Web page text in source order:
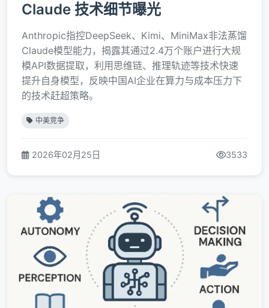
Claude 技术细节曝光
Anthropic指控DeepSeek、Kimi、MiniMax非法蒸馏
Claude模型能力，揭露其通过2.4万个账户进行大规
模API数据提取，利用思维链、推理轨迹等技术快速
提升自身模型，反映中国AI企业在算力与成本压力下
的技术赶超策略。
中美竞争
2026年02月25日 3533